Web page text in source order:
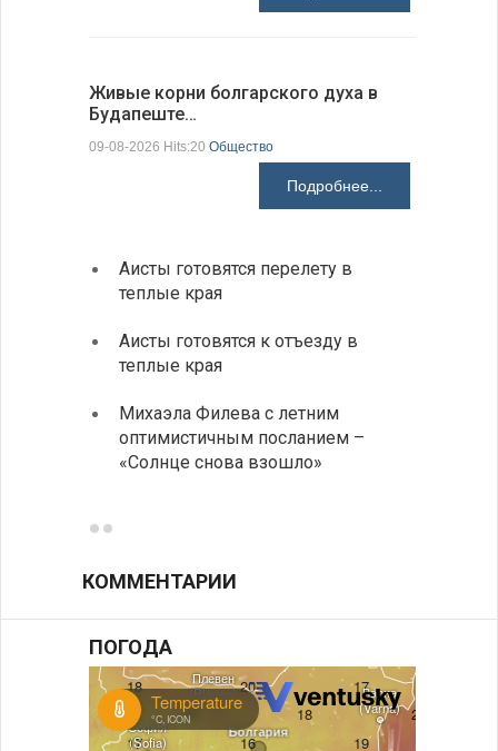
Живые корни болгарского духа в
Будапеште…
09-08-2026 Hits:20 Общество
Подробнее...
Аисты готовятся перелету в
теплые края
Аисты готовятся к отъезду в
теплые края
Михаэла Филева с летним
оптимистичным посланием –
«Солнце снова взошло»
КОММЕНТАРИИ
ПОГОДА